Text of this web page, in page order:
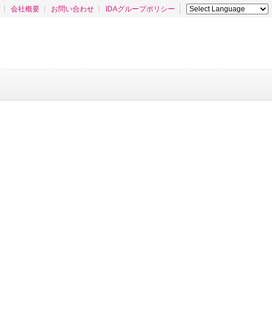
会社概要 お問い合わせ IDAグループポリシー